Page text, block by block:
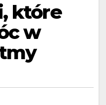
które
w